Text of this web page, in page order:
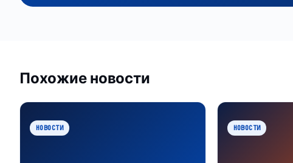
Похожие новости
НОВОСТИ НОВОСТИ